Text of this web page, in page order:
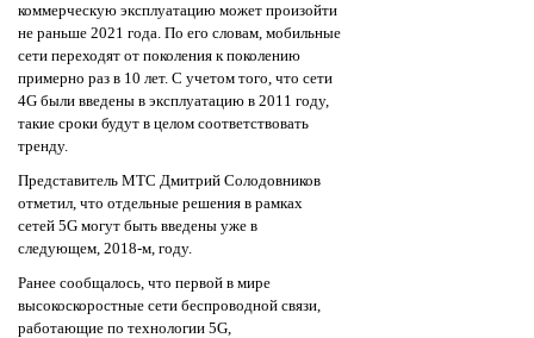
коммерческую эксплуатацию может произойти
не раньше 2021 года. По его словам, мобильные
сети переходят от поколения к поколению
примерно раз в 10 лет. С учетом того, что сети
4G были введены в эксплуатацию в 2011 году,
такие сроки будут в целом соответствовать
тренду.
Представитель МТС Дмитрий Солодовников
отметил, что отдельные решения в рамках
сетей 5G могут быть введены уже в
следующем, 2018-м, году.
Ранее сообщалось, что первой в мире
высокоскоростные сети беспроводной связи,
работающие по технологии 5G,